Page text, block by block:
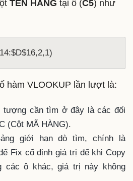
TÊN HÀNG tại ô (C5) như
hàm VLOOKUP lần lượt là:
tượng cần tìm ở đây là các đối
(Cột MÃ HÀNG).
giới hạn dò tìm, chính là
Fix cố định giá trị để khi Copy
các ô khác, giá trị này không